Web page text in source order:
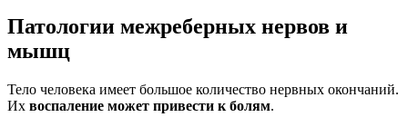
Патологии межреберных нервов и
мышц
Тело человека имеет большое количество нервных окончаний.
Их воспаление может привести к болям.